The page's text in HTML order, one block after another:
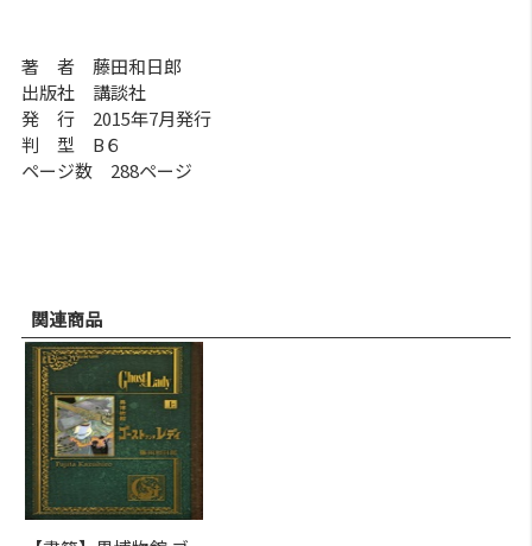
著 者 藤田和日郎
出版社 講談社
発 行 2015年7月発行
判 型 B６
ページ数 288ページ
関連商品